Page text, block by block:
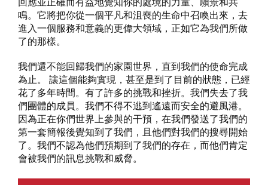
鳴。它將把你從一個平凡和沮喪的生命中召喚出來，去
進入一個服務和意義的更偉大領域，正如它為我們所做
了的那樣。
我們還不能回歸我們的家園世界，直到我們的使命完成
為止。 讓這個能夠實現，甚至是到了目前的狀態，已經
花了多年時間。有了許多的挑戰和挫折。我們失去了我
們團體的成員。我們不得不逃到遙遠而安全的避風港。
因為正在你們世界上參與的干預，在我們發送了我們的
第一套簡報後覺知到了我們，且他們對我們的搜尋開始
了。我們不認為他們預期到了我們的存在，而他們肯定
會被我們的訊息挑戰和威脅。